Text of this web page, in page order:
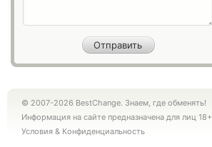
© 2007-2026 BestChange. Знаем, где обменять!
Информация на сайте предназначена для лиц 18+
Условия & Конфиденциальность